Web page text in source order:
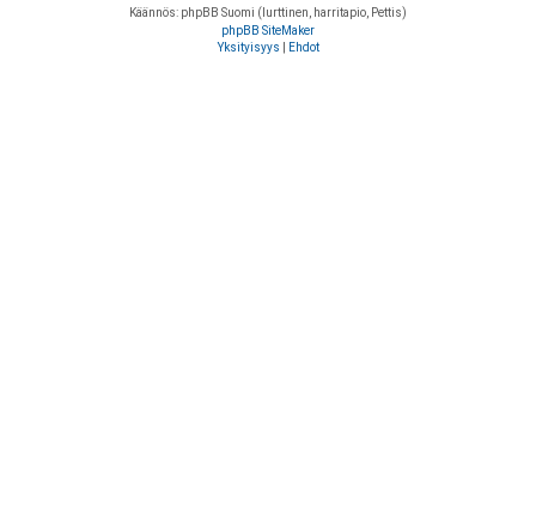
Käännös: phpBB Suomi (lurttinen, harritapio, Pettis)
phpBB SiteMaker
Yksityisyys
Ehdot